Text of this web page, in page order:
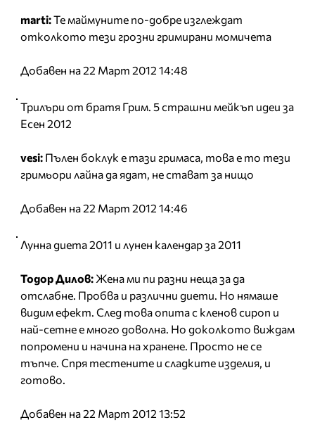
marti:Те маймуните по-добре изглеждат
отколкото тези грозни гримирани момичета
Добавен на 22 Март 2012 14:48
Трилъри от братя Грим. 5 страшни мейкъп идеи за
Есен 2012
vesi: Пълен боклук е тази гримаса, това е то тези
гримьори лайна да ядат, не стават за нищо
Добавен на 22 Март 2012 14:46
Лунна диета 2011 и лунен календар за 2011
Тодор Дилов: Жена ми пи разни неща за да
отслабне. Пробва и различни диети. Но нямаше
видим ефект. След това опита с кленов сироп и
най-сетне е много доволна. Но доколкото виждам
попромени и начина на хранене. Просто не се
тъпче. Спря тестените и сладките изделия, и
готово.
Добавен на 22 Март 2012 13:52